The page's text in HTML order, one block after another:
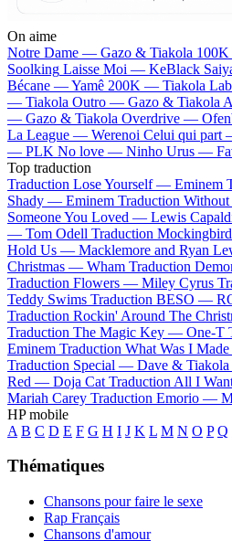
On aime
Notre Dame — Gazo & Tiakola
Soolking Laisse Moi — KeBlack
Bécane —Yamê 200K — Tiakola
— Tiakola Outro — Gazo & Tiakola
— Gazo & Tiakola Overdrive —
La League — Werenoi Celui qui part
— PLK No love — Ninho Urus —
Top traduction
Traduction Lose Yourself — Eminem
Shady — Eminem Traduction
Someone You Loved — Lewis
— Tom Odell Traduction
Hold Us — Macklemore and Ryan
Christmas — Wham Traduction
Traduction Flowers — Miley Cyrus
Teddy Swims Traduction BESO —
Traduction Rockin' Around The
Traduction The Magic Key — One-T
Eminem Traduction What Was I
Traduction Special — Dave & Tiakola
Red — Doja Cat Traduction All I
Mariah Carey Traduction Emorio —
HP mobile
A B C D E F G H I J K L M N O P Q
Thématiques
Chansons pour faire le sexe
Rap Français
Chansons d'amour